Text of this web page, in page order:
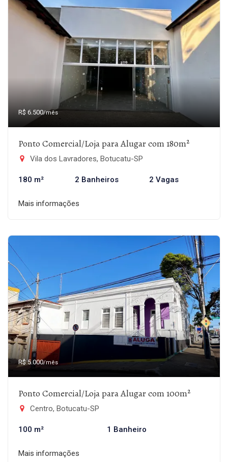
R$ 6.500/mês
Ponto Comercial/Loja para Alugar com 180m²
Vila dos Lavradores, Botucatu-SP
180 m² 2 Banheiros 2 Vagas
Mais informações
R$ 5.000/mês
Ponto Comercial/Loja para Alugar com 100m²
Centro, Botucatu-SP
100 m² 1 Banheiro
Mais informações